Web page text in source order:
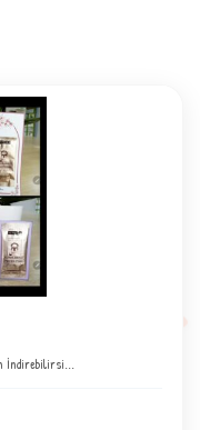
İndirebilirsi...